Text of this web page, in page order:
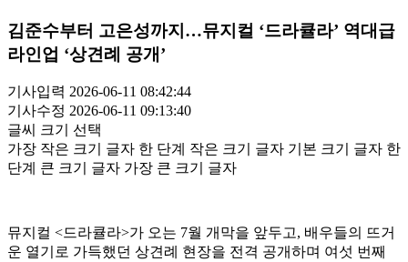
김준수부터 고은성까지…뮤지컬 ‘드라큘라’ 역대급
라인업 ‘상견례 공개’
기사입력 2026-06-11 08:42:44
기사수정 2026-06-11 09:13:40
글씨 크기 선택
가장 작은 크기 글자 한 단계 작은 크기 글자 기본 크기 글자 한
단계 큰 크기 글자 가장 큰 크기 글자
뮤지컬 <드라큘라>가 오는 7월 개막을 앞두고, 배우들의 뜨거
운 열기로 가득했던 상견례 현장을 전격 공개하며 여섯 번째